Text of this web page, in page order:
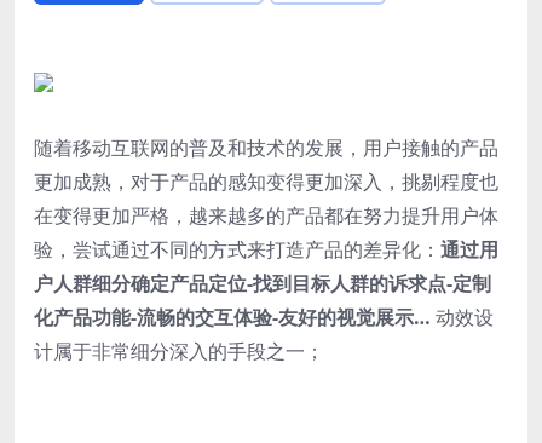
随着移动互联网的普及和技术的发展，用户接触的产品
更加成熟，对于产品的感知变得更加深入，挑剔程度也
在变得更加严格，越来越多的产品都在努力提升用户体
验，尝试通过不同的方式来打造产品的差异化： 通过用
户人群细分确定产品定位-找到目标人群的诉求点-定制
化产品功能-流畅的交互体验-友好的视觉展示… 动效设
计属于非常细分深入的手段之一；